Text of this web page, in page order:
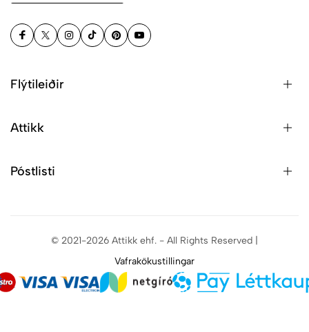
Flýtileiðir
Attikk
Póstlisti
© 2021-2026 Attikk ehf. - All Rights Reserved |
Vafrakökustillingar